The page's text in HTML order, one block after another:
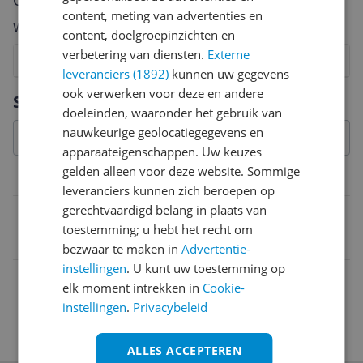
Specificaties
Belangrijkste kenmerken
8714572215381
Welk cijfer geef jij dit product?
7
6
5
4
3
2
Vraag 1 van 4
content, meting van advertenties en
content, doelgroepinzichten en
verbetering van diensten. Externe
leveranciers (1892) kunnen uw gegevens
ook verwerken voor deze en andere
doeleinden, waaronder het gebruik van
nauwkeurige geolocatiegegevens en
apparaateigenschappen. Uw keuzes
gelden alleen voor deze website. Sommige
leveranciers kunnen zich beroepen op
gerechtvaardigd belang in plaats van
toestemming; u hebt het recht om
bezwaar te maken inAdvertentie-
instellingen. U kunt uw toestemming op
elk moment intrekken in Cookie-
instellingen. Privacybeleid
ALLES ACCEPTEREN